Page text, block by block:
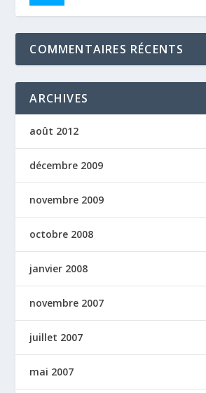
COMMENTAIRES RÉCENTS
ARCHIVES
août 2012
décembre 2009
novembre 2009
octobre 2008
janvier 2008
novembre 2007
juillet 2007
mai 2007